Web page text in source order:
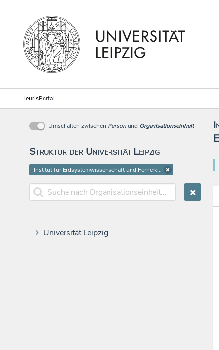
leurisPortal
Umschalten zwischen Personund Organisationseinheit
Struktur der Universität Leipzig
Institut für Erdsystemwissenschaft und Fernerk...
Universität Leipzig